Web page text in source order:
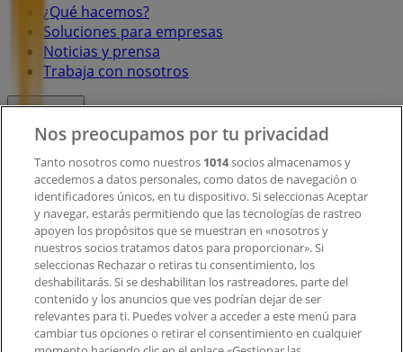
¿Qué hacemos?
Soluciones para empresas
Noticias y prensa
Trabaja con nosotros
Contacto comercial y de marketing
Tienda mal colocada en el mapa
Notificar un folleto
¿Encontraste un problema en la web o en la
aplicación?
Índices
Nos preocupamos por tu privacidad
Tanto nosotros como nuestros 1014socios almacenamos y
accedemos a datos personales, como datos de navegación o
identificadores únicos, en tu dispositivo. Si seleccionas Aceptar
y navegar, estarás permitiendo que las tecnologías de rastreo
apoyen los propósitos que se muestran en «nosotros y
nuestros socios tratamos datos para proporcionar». Si
seleccionas Rechazar o retiras tu consentimiento, los
deshabilitarás. Si se deshabilitan los rastreadores, parte del
contenido y los anuncios que ves podrían dejar de ser
relevantes para ti. Puedes volver a acceder a este menú para
cambiar tus opciones o retirar el consentimiento en cualquier